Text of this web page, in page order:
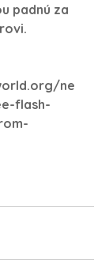
padnú za
ne
flash-